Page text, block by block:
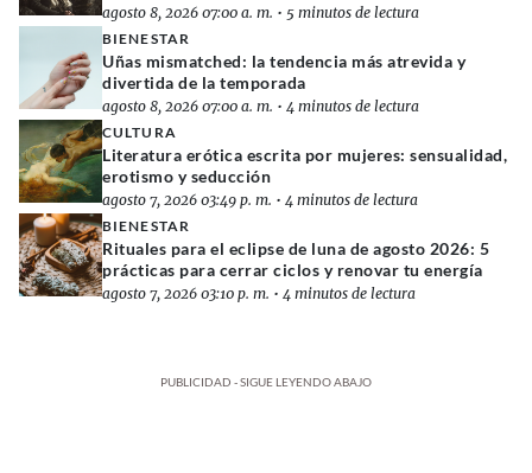
agosto 8, 2026 07:00 a. m. • 5 minutos de lectura
BIENESTAR
Uñas mismatched: la tendencia más atrevida y
divertida de la temporada
agosto 8, 2026 07:00 a. m. • 4 minutos de lectura
CULTURA
Literatura erótica escrita por mujeres: sensualidad,
erotismo y seducción
agosto 7, 2026 03:49 p. m. • 4 minutos de lectura
BIENESTAR
Rituales para el eclipse de luna de agosto 2026: 5
prácticas para cerrar ciclos y renovar tu energía
agosto 7, 2026 03:10 p. m. • 4 minutos de lectura
PUBLICIDAD - SIGUE LEYENDO ABAJO